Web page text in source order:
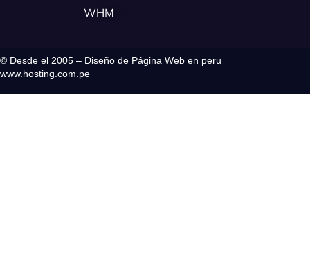
WHM
© Desde el 2005 – Diseño de Página Web en peru
www.hosting.com.pe